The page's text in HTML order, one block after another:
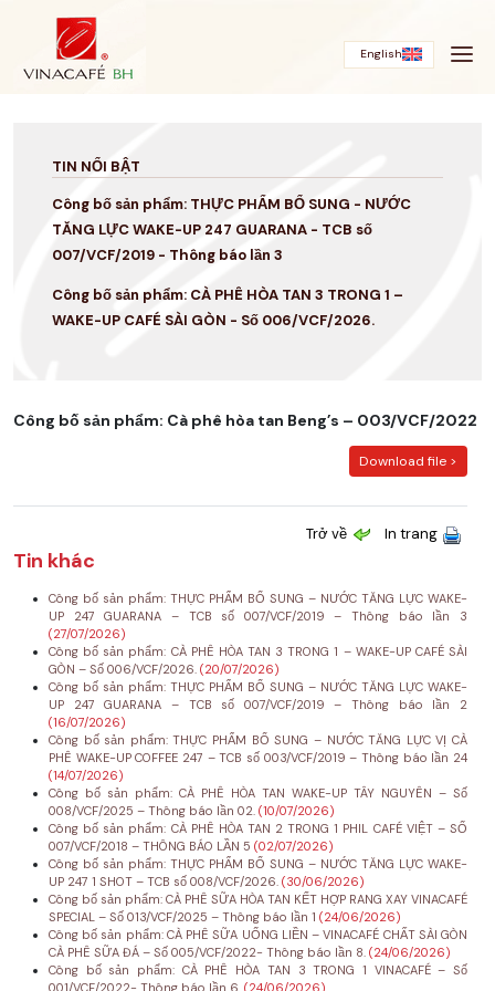
English
TIN NỔI BẬT
Công bố sản phẩm: THỰC PHẨM BỔ SUNG - NƯỚC
TĂNG LỰC WAKE-UP 247 GUARANA - TCB số
007/VCF/2019 - Thông báo lần 3
Công bố sản phẩm: CÀ PHÊ HÒA TAN 3 TRONG 1 –
WAKE-UP CAFÉ SÀI GÒN - Số 006/VCF/2026.
Công bố sản phẩm: Cà phê hòa tan Beng’s – 003/VCF/2022
Download file >
Trở về In trang
Tin khác
Công bố sản phẩm: THỰC PHẨM BỔ SUNG – NƯỚC TĂNG LỰC WAKE-
UP 247 GUARANA – TCB số 007/VCF/2019 – Thông báo lần 3
(27/07/2026)
Công bố sản phẩm: CÀ PHÊ HÒA TAN 3 TRONG 1 – WAKE-UP CAFÉ SÀI
GÒN – Số 006/VCF/2026. (20/07/2026)
Công bố sản phẩm: THỰC PHẨM BỔ SUNG – NƯỚC TĂNG LỰC WAKE-
UP 247 GUARANA – TCB số 007/VCF/2019 – Thông báo lần 2
(16/07/2026)
Công bố sản phẩm: THỰC PHẨM BỔ SUNG – NƯỚC TĂNG LỰC VỊ CÀ
PHÊ WAKE-UP COFFEE 247 – TCB số 003/VCF/2019 – Thông báo lần 24
(14/07/2026)
Công bố sản phẩm: CÀ PHÊ HÒA TAN WAKE-UP TÂY NGUYÊN – Số
008/VCF/2025 – Thông báo lần 02. (10/07/2026)
Công bố sản phẩm: CÀ PHÊ HÒA TAN 2 TRONG 1 PHIL CAFÉ VIỆT – SỐ
007/VCF/2018 – THÔNG BÁO LẦN 5 (02/07/2026)
Công bố sản phẩm: THỰC PHẨM BỔ SUNG – NƯỚC TĂNG LỰC WAKE-
UP 247 1 SHOT – TCB số 008/VCF/2026. (30/06/2026)
Công bố sản phẩm: CÀ PHÊ SỮA HÒA TAN KẾT HỢP RANG XAY VINACAFÉ
SPECIAL – Số 013/VCF/2025 – Thông báo lần 1 (24/06/2026)
Công bố sản phẩm: CÀ PHÊ SỮA UỐNG LIỀN – VINACAFÉ CHẤT SÀI GÒN
CÀ PHÊ SỮA ĐÁ – Số 005/VCF/2022- Thông báo lần 8. (24/06/2026)
Công bố sản phẩm: CÀ PHÊ HÒA TAN 3 TRONG 1 VINACAFÉ – Số
001/VCF/2022- Thông báo lần 6. (24/06/2026)